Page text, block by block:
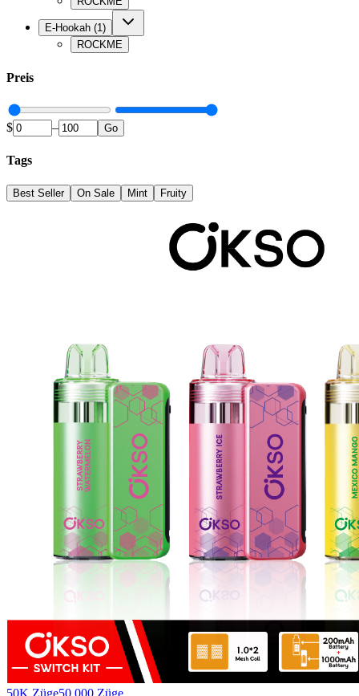
E-Hookah (1)
ROCKME
Preis
$ – Go
Tags
Best Seller On Sale Mint Fruity